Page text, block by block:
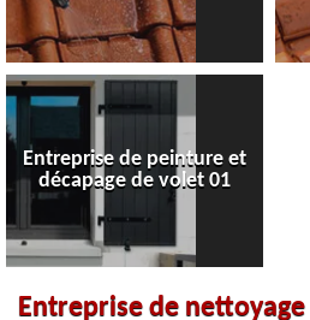
Entreprise de peinture et
décapage de volet 01
Entreprise de